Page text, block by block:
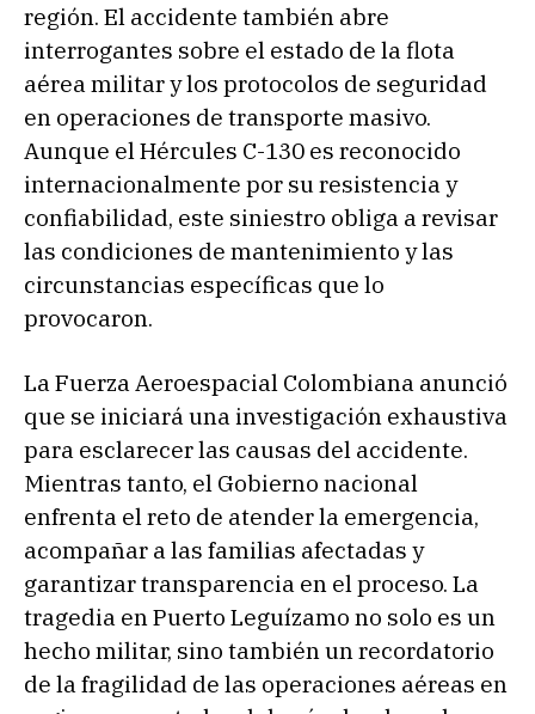
región. El accidente también abre
interrogantes sobre el estado de la flota
aérea militar y los protocolos de seguridad
en operaciones de transporte masivo.
Aunque el Hércules C-130 es reconocido
internacionalmente por su resistencia y
confiabilidad, este siniestro obliga a revisar
las condiciones de mantenimiento y las
circunstancias específicas que lo
provocaron.
La Fuerza Aeroespacial Colombiana anunció
que se iniciará una investigación exhaustiva
para esclarecer las causas del accidente.
Mientras tanto, el Gobierno nacional
enfrenta el reto de atender la emergencia,
acompañar a las familias afectadas y
garantizar transparencia en el proceso. La
tragedia en Puerto Leguízamo no solo es un
hecho militar, sino también un recordatorio
de la fragilidad de las operaciones aéreas en